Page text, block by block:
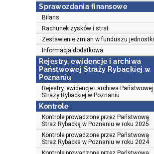
Sprawozdania finansowe
Bilans
Rachunek zysków i strat
Zestawienie zmian w funduszu jednostki
Informacja dodatkowa
Rejestry, ewidencje i archiwa
Państwowej Straży Rybackiej w
Poznaniu
Rejestry, ewidencje i archiwa Państwowej
Straży Rybackiej w Poznaniu
Kontrole
Kontrole prowadzone przez Państwową
Straż Rybacką w Poznaniu w roku 2025
Kontrole prowadzone przez Państwową
Straż Rybacka w Poznaniu w roku 2024